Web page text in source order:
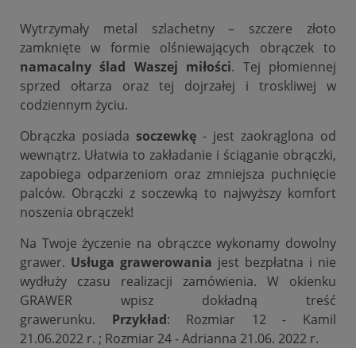
Wytrzymały metal szlachetny – szczere złoto
zamknięte w formie olśniewających obrączek to
namacalny ślad Waszej miłości. Tej płomiennej
sprzed ołtarza oraz tej dojrzałej i troskliwej w
codziennym życiu.
Obrączka posiada soczewkę - jest zaokrąglona od
wewnątrz. Ułatwia to zakładanie i ściąganie obrączki,
zapobiega odparzeniom oraz zmniejsza puchnięcie
palców. Obrączki z soczewką to najwyższy komfort
noszenia obrączek!
Na Twoje życzenie na obrączce wykonamy dowolny
grawer. Usługa grawerowania jest bezpłatna i nie
wydłuży czasu realizacji zamówienia. W okienku
GRAWER wpisz dokładną treść
grawerunku.
Przykład: Rozmiar 12 - Kamil
21.06.2022 r. ; Rozmiar 24 - Adrianna 21.06. 2022 r.